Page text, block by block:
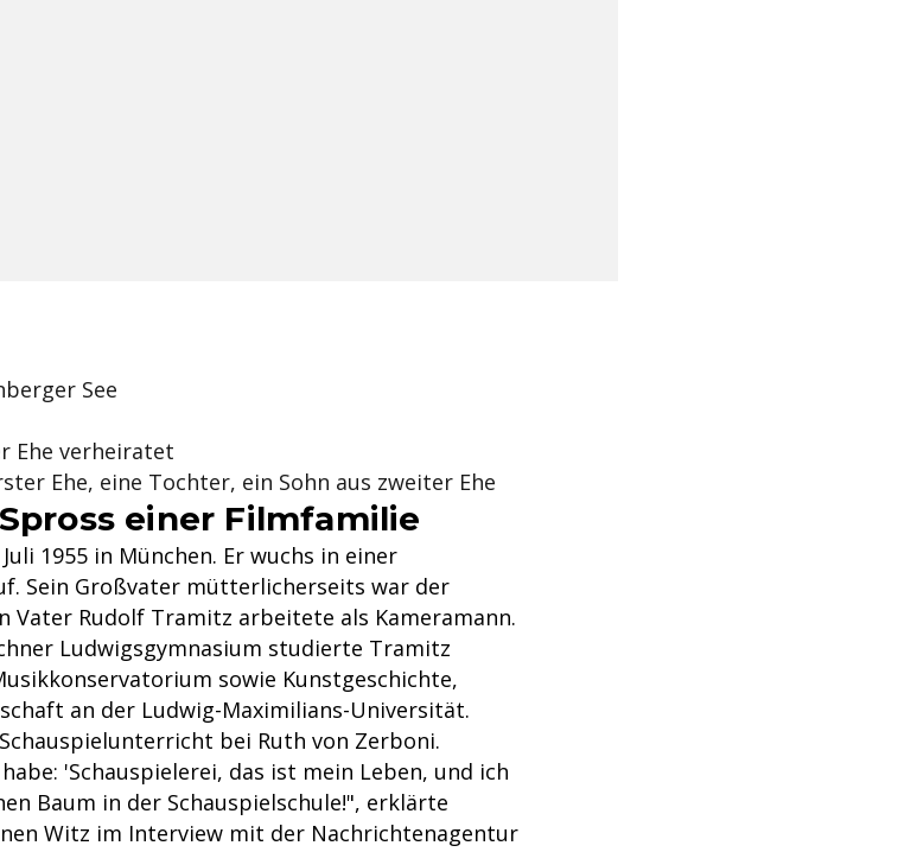
See
Ehe verheiratet
Ehe, eine Tochter, ein Sohn aus zweiter Ehe
einer Filmfamilie
1955 in München. Er wuchs in einer
Sein Großvater mütterlicherseits war der
Vater Rudolf Tramitz arbeitete als Kameramann.
Ludwigsgymnasium studierte Tramitz
sowie Kunstgeschichte,
an der Ludwig-Maximilians-Universität.
bei Ruth von Zerboni.
'Schauspielerei, das ist mein Leben, und ich
Baum in der Schauspielschule!", erklärte
Witz im Interview mit der Nachrichtenagentur